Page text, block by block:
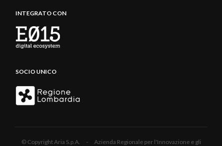
INTEGRATO CON
SOCIO UNICO
© Copyright Aria S.p.A. - Azienda Regionale per l'Innovazione e gli